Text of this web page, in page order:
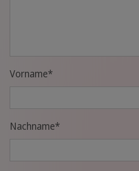
Vorname*
Nachname*